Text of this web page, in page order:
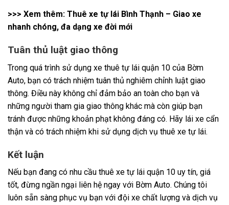
>>> Xem thêm: Thuê xe tự lái Bình Thạnh – Giao xe
nhanh chóng, đa dạng xe đời mới
Tuân thủ luật giao thông
Trong quá trình sử dụng xe thuê tự lái quận 10 của Bờm
Auto, bạn có trách nhiệm tuân thủ nghiêm chỉnh luật giao
thông. Điều này không chỉ đảm bảo an toàn cho bạn và
những người tham gia giao thông khác mà còn giúp bạn
tránh được những khoản phạt không đáng có. Hãy lái xe cẩn
thận và có trách nhiệm khi sử dụng dịch vụ thuê xe tự lái.
Kết luận
Nếu bạn đang có nhu cầu thuê xe tự lái quận 10 uy tín, giá
tốt, đừng ngần ngại liên hệ ngay với Bờm Auto. Chúng tôi
luôn sẵn sàng phục vụ bạn với đội xe chất lượng và dịch vụ